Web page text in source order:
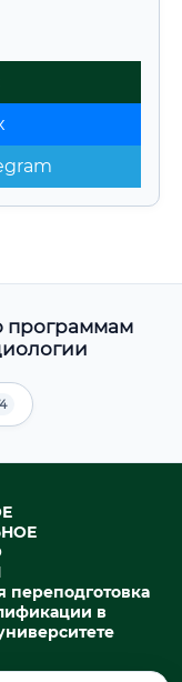
программам
переподготовка
в